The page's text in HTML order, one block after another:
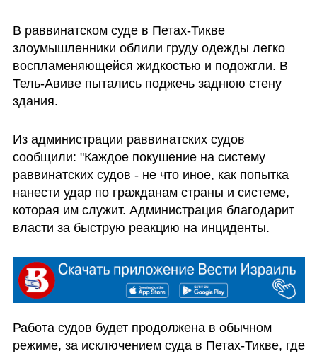
В раввинатском суде в Петах-Тикве
злоумышленники облили груду одежды легко
воспламеняющейся жидкостью и подожгли. В
Тель-Авиве пытались поджечь заднюю стену
здания.
Из администрации раввинатских судов
сообщили: "Каждое покушение на систему
раввинатских судов - не что иное, как попытка
нанести удар по гражданам страны и системе,
которая им служит. Администрация благодарит
власти за быструю реакцию на инциденты.
Работа судов будет продолжена в обычном
режиме, за исключением суда в Петах-Тикве, где